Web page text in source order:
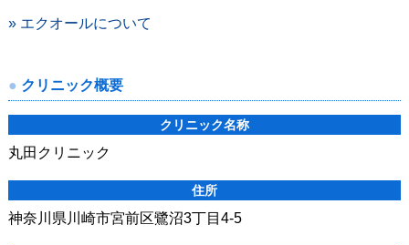
» エクオールについて
クリニック概要
クリニック名称
丸田クリニック
住所
神奈川県川崎市宮前区鷺沼3丁目4-5